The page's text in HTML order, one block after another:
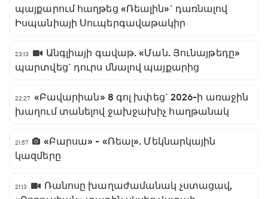
պայքարում հաղթեց «Ռեալին»` դառնալով
Իսպանիայի Սուպերգավաթակիր
23:13
Անգլիայի գավաթ. «Ման. Յունայթեդը»
պարտվեց` դուրս մնալով պայքարից
22:27 «Բավարիան» 8 գոլ խփեց` 2026-ի առաջին
խաղում տանելով ջախջախիչ հաղթանակ
21:57
«Բարսա» - «Ռեալ». Մեկնարկային
կազմերը
21:13
Ռանոսը խաղաժամանակ չստացավ,